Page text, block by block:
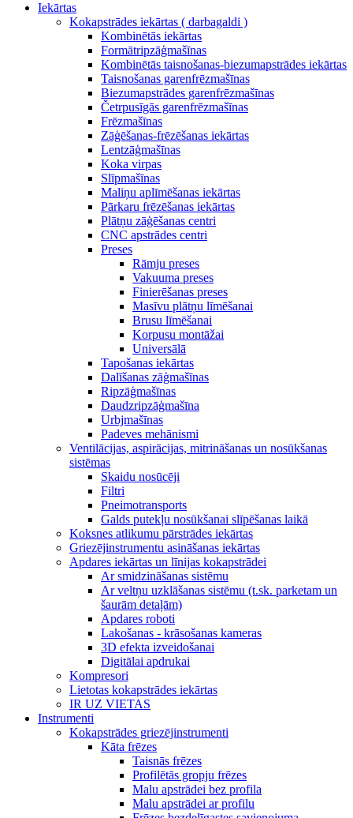
Iekārtas
Kokapstrādes iekārtas ( darbagaldi )
Kombinētās iekārtas
Formātripzāģmašīnas
Kombinētās taisnošanas-biezumapstrādes iekārtas
Taisnošanas garenfrēzmašīnas
Biezumapstrādes garenfrēzmašīnas
Četrpusīgās garenfrēzmašīnas
Frēzmašīnas
Zāģēšanas-frēzēšanas iekārtas
Lentzāģmašīnas
Koka virpas
Slīpmašīnas
Maliņu aplīmēšanas iekārtas
Pārkaru frēzēšanas iekārtas
Plātņu zāģēšanas centri
CNC apstrādes centri
Preses
Rāmju preses
Vakuuma preses
Finierēšanas preses
Masīvu plātņu līmēšanai
Brusu līmēšanai
Korpusu montāžai
Universālā
Tapošanas iekārtas
Dalīšanas zāģmašīnas
Ripzāģmašīnas
Daudzripzāģmašīna
Urbjmašīnas
Padeves mehānismi
Ventilācijas, aspirācijas, mitrināšanas un nosūkšanas
sistēmas
Skaidu nosūcēji
Filtri
Pneimotransports
Galds putekļu nosūkšanai slīpēšanas laikā
Koksnes atlikumu pārstrādes iekārtas
Griezējinstrumentu asināšanas iekārtas
Apdares iekārtas un līnijas kokapstrādei
Ar smidzināšanas sistēmu
Ar veltņu uzklāšanas sistēmu (t.sk. parketam un
šaurām detaļām)
Apdares roboti
Lakošanas - krāsošanas kameras
3D efekta izveidošanai
Digitālai apdrukai
Kompresori
Lietotas kokapstrādes iekārtas
IR UZ VIETAS
Instrumenti
Kokapstrādes griezējinstrumenti
Kāta frēzes
Taisnās frēzes
Profilētās gropju frēzes
Malu apstrādei bez profila
Malu apstrādei ar profilu